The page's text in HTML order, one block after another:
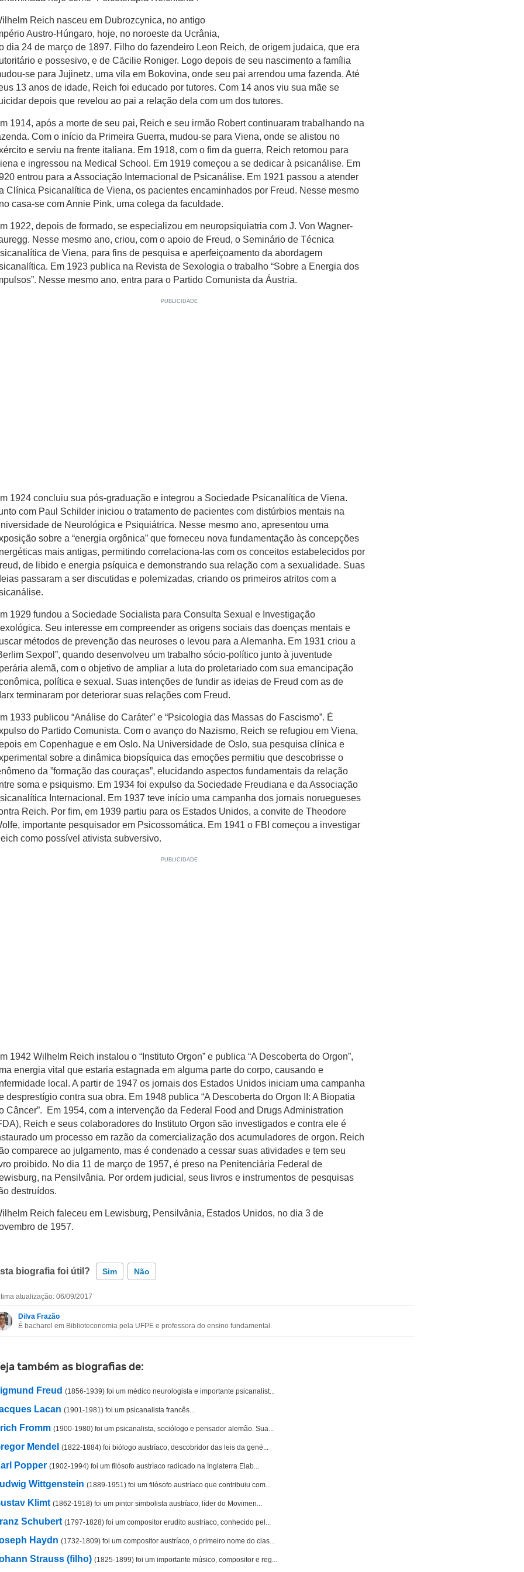
Reich nasceu em Dubrozcynica, no antigo
Austro-Húngaro, hoje, no noroeste da Ucrânia,
dia 24 de março de 1897. Filho do fazendeiro Leon Reich, de origem judaica, que era
e possesivo, e de Cäcilie Roniger. Logo depois de seu nascimento a família
se para Jujinetz, uma vila em Bokovina, onde seu pai arrendou uma fazenda. Até
13 anos de idade, Reich foi educado por tutores. Com 14 anos viu sua mãe se
depois que revelou ao pai a relação dela com um dos tutores.
1914, após a morte de seu pai, Reich e seu irmão Robert continuaram trabalhando na
Com o início da Primeira Guerra, mudou-se para Viena, onde se alistou no
e serviu na frente italiana. Em 1918, com o fim da guerra, Reich retornou para
e ingressou na Medical School. Em 1919 começou a se dedicar à psicanálise. Em
entrou para a Associação Internacional de Psicanálise. Em 1921 passou a atender
Clínica Psicanalítica de Viena, os pacientes encaminhados por Freud. Nesse mesmo
casa-se com Annie Pink, uma colega da faculdade.
1922, depois de formado, se especializou em neuropsiquiatria com J. Von Wagner-
Nesse mesmo ano, criou, com o apoio de Freud, o Seminário de Técnica
de Viena, para fins de pesquisa e aperfeiçoamento da abordagem
Em 1923 publica na Revista de Sexologia o trabalho “Sobre a Energia dos
Nesse mesmo ano, entra para o Partido Comunista da Áustria.
1924 concluiu sua pós-graduação e integrou a Sociedade Psicanalítica de Viena.
com Paul Schilder iniciou o tratamento de pacientes com distúrbios mentais na
de Neurológica e Psiquiátrica. Nesse mesmo ano, apresentou uma
sobre a “energia orgônica” que forneceu nova fundamentação às concepções
mais antigas, permitindo correlaciona-las com os conceitos estabelecidos por
de libido e energia psíquica e demonstrando sua relação com a sexualidade. Suas
passaram a ser discutidas e polemizadas, criando os primeiros atritos com a
1929 fundou a Sociedade Socialista para Consulta Sexual e Investigação
Seu interesse em compreender as origens sociais das doenças mentais e
métodos de prevenção das neuroses o levou para a Alemanha. Em 1931 criou a
Sexpol”, quando desenvolveu um trabalho sócio-político junto à juventude
alemã, com o objetivo de ampliar a luta do proletariado com sua emancipação
política e sexual. Suas intenções de fundir as ideias de Freud com as de
terminaram por deteriorar suas relações com Freud.
1933 publicou “Análise do Caráter” e “Psicologia das Massas do Fascismo”. É
do Partido Comunista. Com o avanço do Nazismo, Reich se refugiou em Viena,
em Copenhague e em Oslo. Na Universidade de Oslo, sua pesquisa clínica e
sobre a dinâmica biopsíquica das emoções permitiu que descobrisse o
da ”formação das couraças”, elucidando aspectos fundamentais da relação
soma e psiquismo. Em 1934 foi expulso da Sociedade Freudiana e da Associação
Internacional. Em 1937 teve início uma campanha dos jornais noruegueses
Reich. Por fim, em 1939 partiu para os Estados Unidos, a convite de Theodore
importante pesquisador em Psicossomática. Em 1941 o FBI começou a investigar
como possível ativista subversivo.
1942 Wilhelm Reich instalou o “Instituto Orgon” e publica “A Descoberta do Orgon”,
energia vital que estaria estagnada em alguma parte do corpo, causando e
local. A partir de 1947 os jornais dos Estados Unidos iniciam uma campanha
desprestígio contra sua obra. Em 1948 publica “A Descoberta do Orgon II: A Biopatia
Câncer”. Em 1954, com a intervenção da Federal Food and Drugs Administration
Reich e seus colaboradores do Instituto Orgon são investigados e contra ele é
um processo em razão da comercialização dos acumuladores de orgon. Reich
comparece ao julgamento, mas é condenado a cessar suas atividades e tem seu
proibido. No dia 11 de março de 1957, é preso na Penitenciária Federal de
na Pensilvânia. Por ordem judicial, seus livros e instrumentos de pesquisas
destruídos.
Reich faleceu em Lewisburg, Pensilvânia, Estados Unidos, no dia 3 de
de 1957.
biografia foi útil? Sim Não
Esta biografia não tem a informação que procuro
atualização: 06/09/2017
Dilva Frazão
É bacharel em Biblioteconomia pela UFPE e professora do ensino fundamental.
também as biografias de:
Freud (1856-1939) foi um médico neurologista e importante psicanalist...
Lacan (1901-1981) foi um psicanalista francês...
Fromm (1900-1980) foi um psicanalista, sociólogo e pensador alemão. Sua...
Mendel (1822-1884) foi biólogo austríaco, descobridor das leis da gené...
Popper (1902-1994) foi um filósofo austríaco radicado na Inglaterra Elab...
Wittgenstein (1889-1951) foi um filósofo austríaco que contribuiu com...
Klimt (1862-1918) foi um pintor simbolista austríaco, líder do Movimen...
Schubert (1797-1828) foi um compositor erudito austríaco, conhecido pel...
Haydn (1732-1809) foi um compositor austríaco, o primeiro nome do clas...
Strauss (filho) (1825-1899) foi um importante músico, compositor e reg...